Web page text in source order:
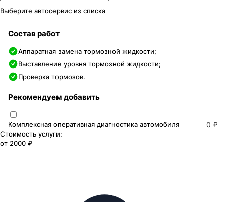
Выберите автосервис из списка
Состав работ
Аппаратная замена тормозной жидкости;
Выставление уровня тормозной жидкости;
Проверка тормозов.
Рекомендуем добавить
Комплексная оперативная диагностика автомобиля 0 ₽
Стоимость услуги:
от 2000 ₽